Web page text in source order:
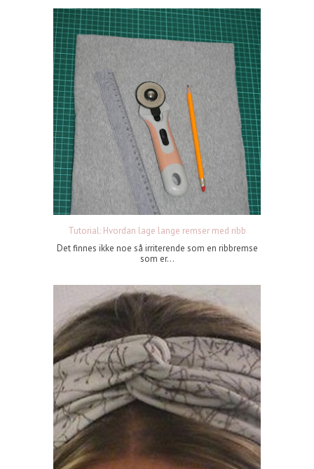
Tutorial: Hvordan lage lange remser med ribb
Det finnes ikke noe så irriterende som en ribbremse
som er...